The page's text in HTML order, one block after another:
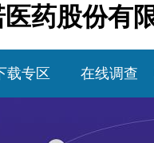
医药股份
载专区 在线调查